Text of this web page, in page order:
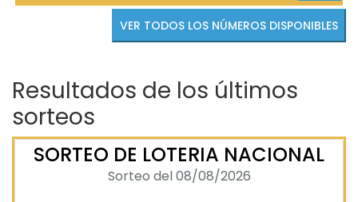
VER TODOS LOS NÚMEROS DISPONIBLES
Resultados de los últimos
sorteos
SORTEO DE LOTERIA NACIONAL
Sorteo del 08/08/2026